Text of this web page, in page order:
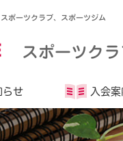
ポーツクラブ、スポーツジム
スポーツク
らせ 入会案